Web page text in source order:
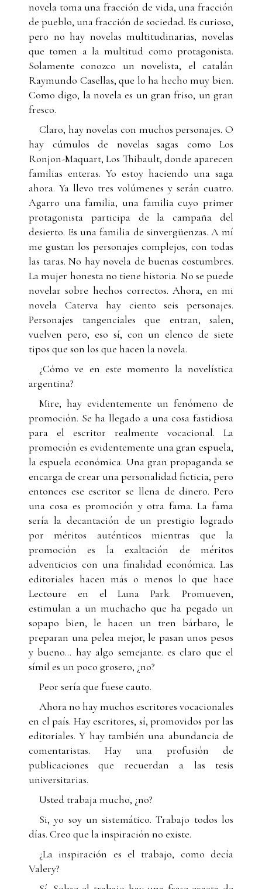
novela toma una fracción de vida, una fracción
de pueblo, una fracción de sociedad. Es curioso,
pero no hay novelas multitudinarias, novelas
que tomen a la multitud como protagonista.
Solamente conozco un novelista, el catalán
Raymundo Casellas, que lo ha hecho muy bien.
Como digo, la novela es un gran friso, un gran
fresco.
Claro, hay novelas con muchos personajes. O
hay cúmulos de novelas sagas como Los
Ronjon-Maquart, Los Thibault, donde aparecen
familias enteras. Yo estoy haciendo una saga
ahora. Ya llevo tres volúmenes y serán cuatro.
Agarro una familia, una familia cuyo primer
protagonista participa de la campaña del
desierto. Es una familia de sinvergüenzas. A mí
me gustan los personajes complejos, con todas
las taras. No hay novela de buenas costumbres.
La mujer honesta no tiene historia. No se puede
novelar sobre hechos correctos. Ahora, en mi
novela Caterva hay ciento seis personajes.
Personajes tangenciales que entran, salen,
vuelven pero, eso sí, con un elenco de siete
tipos que son los que hacen la novela.
¿Cómo ve en este momento la novelística
argentina?
Mire, hay evidentemente un fenómeno de
promoción. Se ha llegado a una cosa fastidiosa
para el escritor realmente vocacional. La
promoción es evidentemente una gran espuela,
la espuela económica. Una gran propaganda se
encarga de crear una personalidad ficticia, pero
entonces ese escritor se llena de dinero. Pero
una cosa es promoción y otra fama. La fama
sería la decantación de un prestigio logrado
por méritos auténticos mientras que la
promoción es la exaltación de méritos
adventicios con una finalidad económica. Las
editoriales hacen más o menos lo que hace
Lectoure en el Luna Park. Promueven,
estimulan a un muchacho que ha pegado un
sopapo bien, le hacen un tren bárbaro, le
preparan una pelea mejor, le pasan unos pesos
y bueno... hay algo semejante. es claro que el
símil es un poco grosero, ¿no?
Peor sería que fuese cauto.
Ahora no hay muchos escritores vocacionales
en el país. Hay escritores, sí, promovidos por las
editoriales. Y hay también una abundancia de
comentaristas. Hay una profusión de
publicaciones que recuerdan a las tesis
universitarias.
Usted trabaja mucho, ¿no?
Si, yo soy un sistemático. Trabajo todos los
días. Creo que la inspiración no existe.
¿La inspiración es el trabajo, como decía
Valery?